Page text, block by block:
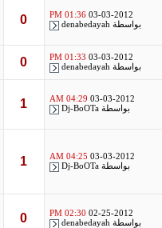
03-03-2012
01:36 PM
بواسطةdenabedayah
03-03-2012
01:33 PM
بواسطةdenabedayah
03-03-2012
04:29 AM
بواسطةDj-BoOTa
03-03-2012
04:25 AM
بواسطةDj-BoOTa
02-25-2012
02:30 PM
بواسطةdenabedayah